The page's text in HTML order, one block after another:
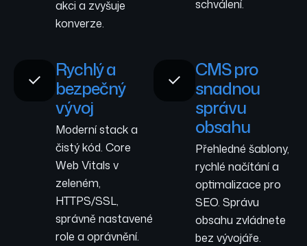
akci a zvyšuje
konverze.
schválení.
Rychlý a
bezpečný
vývoj
Moderní stack a
čistý kód. Core
Web Vitals v
zeleném,
HTTPS/SSL,
správně nastavené
role a oprávnění.
CMS pro
snadnou
správu
obsahu
Přehledné šablony,
rychlé načítání a
optimalizace pro
SEO. Správu
obsahu zvládnete
bez vývojáře.